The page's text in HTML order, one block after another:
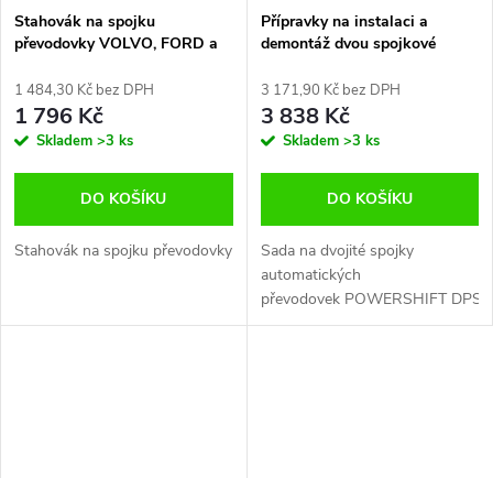
Stahovák na spojku
převodovky VOLVO, FORD a
1 484,30 Kč bez DPH
1 796 Kč
Skladem >3 ks
DO KOŠÍKU
Stahovák na spojku převodovky
Přípravky na instalaci a
demontáž dvou spojkové
DPS6 / 6DCT250 u
automobilů Ford a VOLVO
3 171,90 Kč bez DPH
3 838 Kč
Skladem >3 ks
DO KOŠÍKU
Sada na dvojité spojky
automatických
převodovek POWERSHIFT